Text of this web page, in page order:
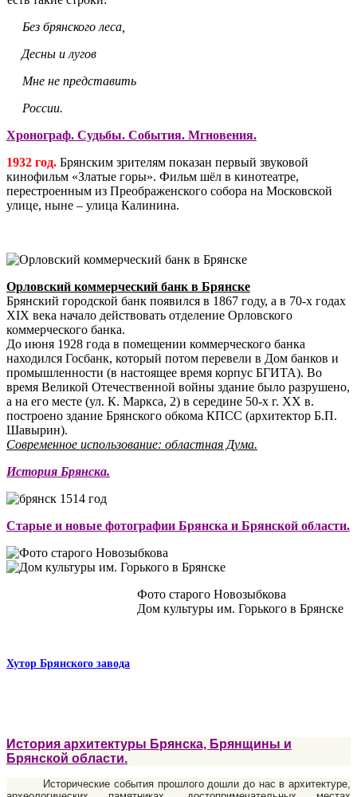
Без брянского леса,
Десны и лугов
Мне не представить
России.
Хронограф. Судьбы. События. Мгновения.
1932 год. Брянским зрителям показан первый звуковой
кинофильм «Златые горы». Фильм шёл в кинотеатре,
перестроенным из Преображенского собора на Московской
улице, ныне – улица Калинина.
Орловский коммерческий банк в Брянске
Брянский городской банк появился в 1867 году, а в 70-х годах
XIX века начало действовать отделение Орловского
коммерческого банка.
До июня 1928 года в помещении коммерческого банка
находился Госбанк, который потом перевели в Дом банков и
промышленности (в настоящее время корпус БГИТА). Во
время Великой Отечественной войны здание было разрушено,
а на его месте (ул. К. Маркса, 2) в середине 50-х г. XX в.
построено здание Брянского обкома КПСС (архитектор Б.П.
Шавырин).
Современное использование: областная Дума.
История Брянска.
Старые и новые фотографии Брянска и Брянской области.
Фото старого Новозыбкова
Дом культуры им. Горького в Брянске
Хутор Брянского завода
История архитектуры Брянска, Брянщины и
Брянской области.
Исторические события прошлого дошли до нас в архитектуре,